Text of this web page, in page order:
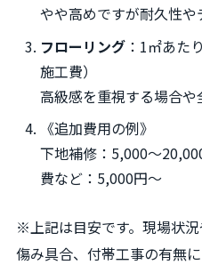
やや高めですが耐久性
フローリング ：1㎡あた
施工費）
高級感を重視する場合
《追加費用の例》
下地補修：5,000～
費など：5,000円～
※上記は目安です。現場状
傷み具合、付帯工事の有無